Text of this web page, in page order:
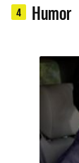
4 Humor